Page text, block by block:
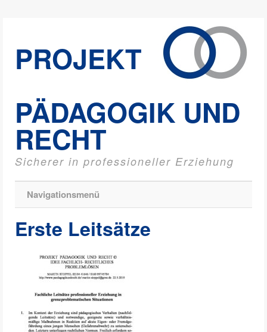
PROJEKT
PÄDAGOGIK UND
RECHT
Sicherer in professioneller Erziehung
Navigationsmenü
Erste Leitsätze